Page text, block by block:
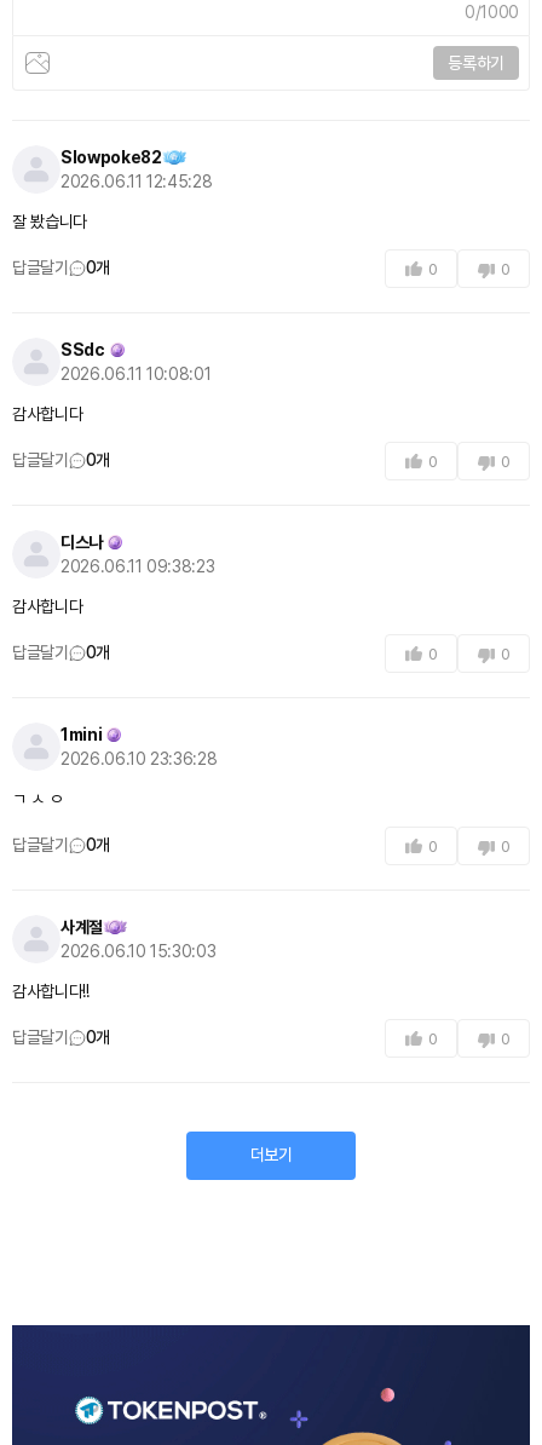
0/1000
등록하기
Slowpoke82
2026.06.11 12:45:28
잘 봤습니다
답글달기 0개 0 0
SSdc
2026.06.11 10:08:01
감사합니다
답글달기 0개 0 0
디스나
2026.06.11 09:38:23
감사합니다
답글달기 0개 0 0
1mini
2026.06.10 23:36:28
ㄱ ㅅ ㅇ
답글달기 0개 0 0
사계절
2026.06.10 15:30:03
감사합니다!!
답글달기 0개 0 0
더보기